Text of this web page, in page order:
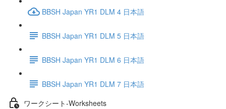
BBSH Japan YR1 DLM 4 日本語
BBSH Japan YR1 DLM 5 日本語
BBSH Japan YR1 DLM 6 日本語
BBSH Japan YR1 DLM 7 日本語
ワークシート-Worksheets